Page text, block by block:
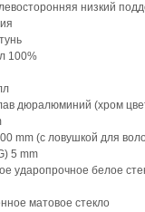
низкий
100%
дюралюминий (хром
mm (с ловушкой для
5 mm
ударопрочное белое
матовое стекло